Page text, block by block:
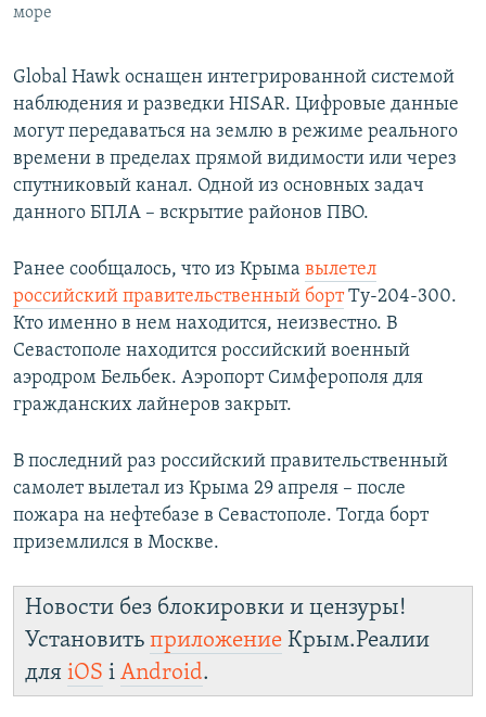
море
Global Hawk оснащен интегрированной системой
наблюдения и разведки HISAR. Цифровые данные
могут передаваться на землю в режиме реального
времени в пределах прямой видимости или через
спутниковый канал. Одной из основных задач
данного БПЛА – вскрытие районов ПВО.
Ранее сообщалось, что из Крыма вылетел
российский правительственный бортТу-204-300.
Кто именно в нем находится, неизвестно. В
Севастополе находится российский военный
аэродром Бельбек. Аэропорт Симферополя для
гражданских лайнеров закрыт.
В последний раз российский правительственный
самолет вылетал из Крыма 29 апреля – после
пожара на нефтебазе в Севастополе. Тогда борт
приземлился в Москве.
Новости без блокировки и цензуры!
Установить приложение Крым.Реалии
для iOS і Android.